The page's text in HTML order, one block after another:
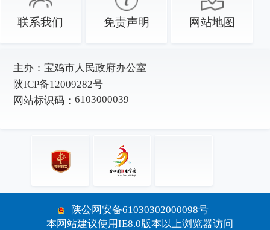
联系我们 免责声明 网站地图
主办： 宝鸡市人民政府办公室
陕ICP备12009282号
网站标识码： 6103000039
陕公网安备61030302000098号
本网站建议使用IE8.0版本以上浏览器访问